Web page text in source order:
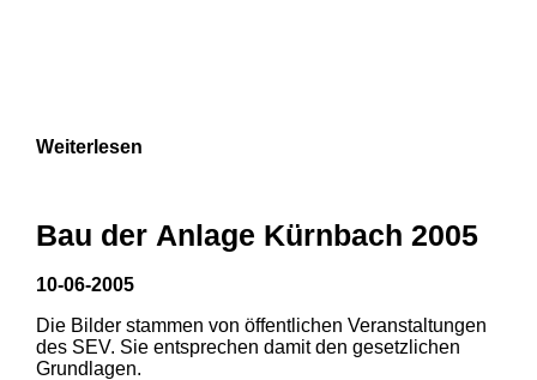
1 2
Weiterlesen
Bau der Anlage Kürnbach 2005
10-06-2005
Die Bilder stammen von öffentlichen Veranstaltungen
des SEV. Sie entsprechen damit den gesetzlichen
Grundlagen.